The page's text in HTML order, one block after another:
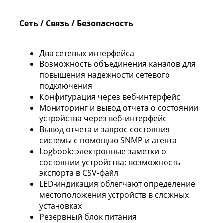
Сеть / Связь / Безопасность
Два сетевых интерфейса
Возможность объединения каналов для
повышения надежности сетевого
подключения
Конфигурация через веб-интерфейс
Мониторинг и вывод отчета о состоянии
устройства через веб-интерфейс
Вывод отчета и запрос состояния
системы с помощью SNMP и агента
Logbook: электронные заметки о
состоянии устройства; возможность
экспорта в CSV-файл
LED-индикация облегчают определение
местоположения устройств в сложных
установках
Резервный блок питания